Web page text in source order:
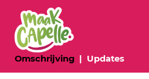
Omschrijving(huidige pagina)
Updates